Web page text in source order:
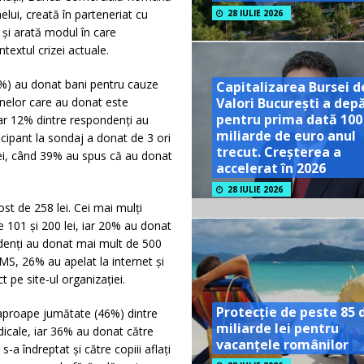
creată în parteneriat cu
arată modul în care
crizei actuale.
au donat bani pentru cauze
care au donat este
12% dintre respondenți au
la sondaj a donat de 3 ori
când 39% au spus că au donat
de 258 lei. Cei mai mulți
și 200 lei, iar 20% au donat
au donat mai mult de 500
26% au apelat la internet și
pe site-ul organizației.
jumătate (46%) dintre
iar 36% au donat către
a îndreptat și către copiii aflați
28 IULIE 2026
Capitalizarea Bursei
Valori București a
pentru prima dată
miliarde de euro anul
trecut. Creșterea a
accelerat în 2026
28 IULIE 2026
Protecție de peste 85
miliarde lei pentru
vacanțele românilor